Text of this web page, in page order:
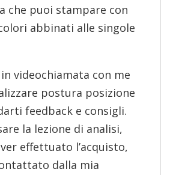
che puoi stampare con
abbinati alle singole
videochiamata con me
postura posizione
feedback e consigli.
la lezione di analisi,
effettuato l’acquisto,
dalla mia